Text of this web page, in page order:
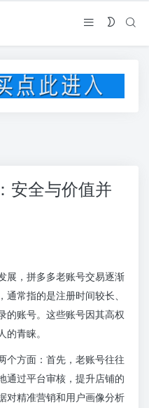
安全与价值并
展，拼多多老账号交易逐渐
常指的是注册时间较长、
的账号。这些账号因其高权
青睐。
个方面：首先，老账号往往
通过平台审核，提升店铺的
对精准营销和用户画像分析